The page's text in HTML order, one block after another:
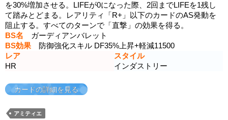
を30%増加させる。LIFEが0になった際、2回までLIFEを1残し
て踏みとどまる。レアリティ「R+」以下のカードのAS発動を
阻止する。すべてのターンで「直撃」の効果を得る。
BS名 ガーディアンバレット
BS効果 防御強化スキル DF35%上昇+軽減11500
レア
スタイル
HR
インダストリー
カードの詳細を見る
アミティエ